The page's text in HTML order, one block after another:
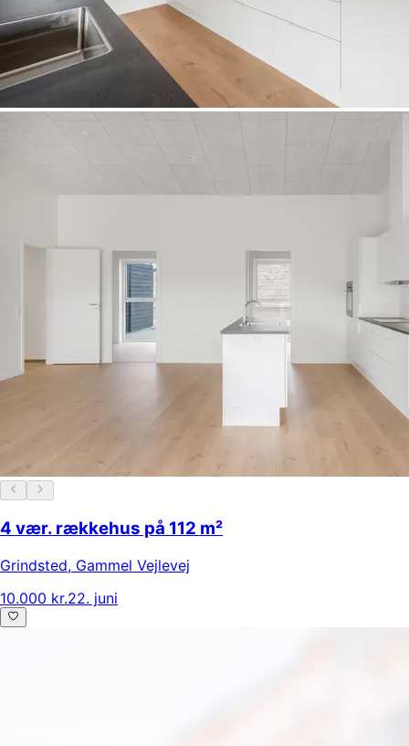
4 vær. rækkehus på 112 m²
Grindsted, Gammel Vejlevej
10.000 kr.22. juni